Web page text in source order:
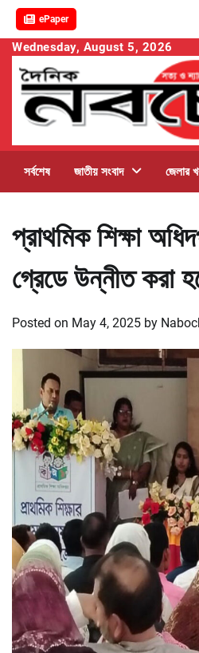
ePaper
Skip
content
Wednesday, August 5, 2026
সর্বশেষ জাতীয় সংবাদ জেলার
প্রাথমিক শিক্ষা
গ্রেডে উন্নীত করা
Posted on May 4, 2025 by